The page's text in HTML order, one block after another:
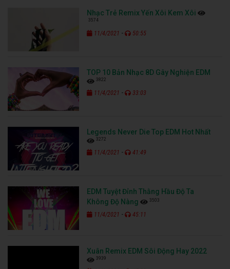
Nhạc Trẻ Remix Yến Xôi Kem Xôi
3574
11/4/2021 - 50:55
TOP 10 Bản Nhạc 8D Gây Nghiện EDM
3822
11/4/2021 - 33:03
Legends Never Die Top EDM Hot Nhất
3272
11/4/2021 - 41:49
EDM Tuyệt Đỉnh Thằng Hầu Độ Ta
Không Độ Nàng
3503
11/4/2021 - 45:11
Xuân Remix EDM Sôi Động Hay 2022
3939